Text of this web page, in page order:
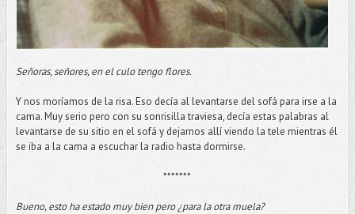
Señoras, señores, en el culo tengo flores.
Y nos moríamos de la risa. Eso decía al levantarse del sofá para irse a la
cama. Muy serio pero con su sonrisilla traviesa, decía estas palabras al
levantarse de su sitio en el sofá y dejarnos allí viendo la tele mientras él
se iba a la cama a escuchar la radio hasta dormirse.
*******
Bueno, esto ha estado muy bien pero ¿para la otra muela?